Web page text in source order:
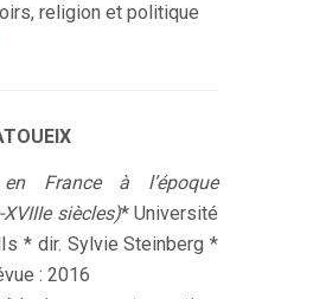
religion et politique
en France à l’époque
siècles)* Université
* dir. Sylvie Steinberg *
: 2016